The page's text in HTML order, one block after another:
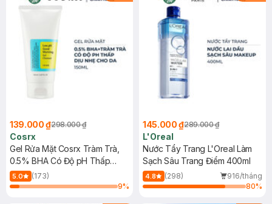
139.000 ₫298.000 ₫
Cosrx
Gel Rửa Mặt Cosrx Tràm Trà,
0.5% BHA Có Độ pH Thấp
150ml
5.0
(173)
9%
145.000 ₫289.000 ₫
L'Oreal
Nước Tẩy Trang L'Oreal Làm
Sạch Sâu Trang Điểm 400ml
4.8 (298)
916/tháng
80%